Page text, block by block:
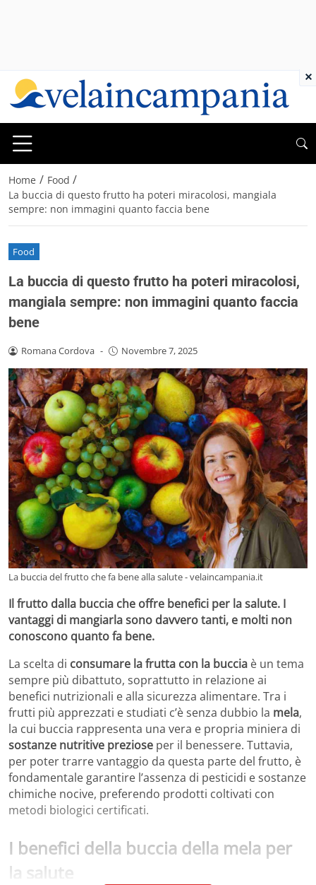
Home / Food /
La buccia di questo frutto ha poteri miracolosi, mangiala
sempre: non immagini quanto faccia bene
Food
La buccia di questo frutto ha poteri miracolosi,
mangiala sempre: non immagini quanto faccia
bene
Romana Cordova - Novembre 7, 2025
La buccia del frutto che fa bene alla salute - velaincampania.it
Il frutto dalla buccia che offre benefici per la salute. I
vantaggi di mangiarla sono davvero tanti, e molti non
conoscono quanto fa bene.
La scelta di consumare la frutta con la buccia è un tema
sempre più dibattuto, soprattutto in relazione ai
benefici nutrizionali e alla sicurezza alimentare. Tra i
frutti più apprezzati e studiati c’è senza dubbio la mela,
la cui buccia rappresenta una vera e propria miniera di
sostanze nutritive preziose per il benessere. Tuttavia,
per poter trarre vantaggio da questa parte del frutto, è
fondamentale garantire l’assenza di pesticidi e sostanze
chimiche nocive, preferendo prodotti coltivati con
metodi biologici certificati.
I benefici della buccia della mela per
la salute
×